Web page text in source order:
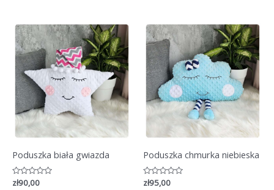
Poduszka biała gwiazda
Oceniono
zł90,00
Poduszka chmurka niebieska
Oceniono
zł95,00